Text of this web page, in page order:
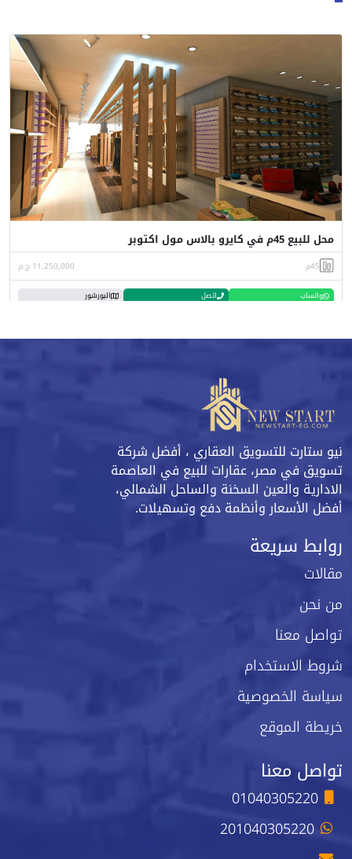
محل للبيع 45م في كايرو بالاس مول اكتوبر
45م 11,250,000 ج.م
واتساب اتصل البورشور
نيو ستارت للتسويق العقاري ، أفضل شركة
تسويق في مصر، عقارات للبيع في العاصمة
الادارية والعين السخنة والساحل الشمالي،
أفضل الأسعار وأنظمة دفع وتسهيلات.
روابط سريعة
مقالات
من نحن
تواصل معنا
شروط الاستخدام
سياسة الخصوصية
خريطة الموقع
تواصل معنا
01040305220
201040305220